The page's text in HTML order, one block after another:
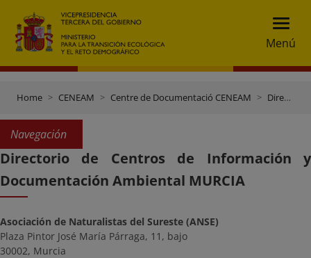
Menú
Home CENEAM Centre de Documentació CENEAM Directori de centres de documentació
Navegación
Directorio de Centros de Información y
Documentación Ambiental MURCIA
Asociación de Naturalistas del Sureste (ANSE)
Plaza Pintor José María Párraga, 11, bajo
30002, Murcia